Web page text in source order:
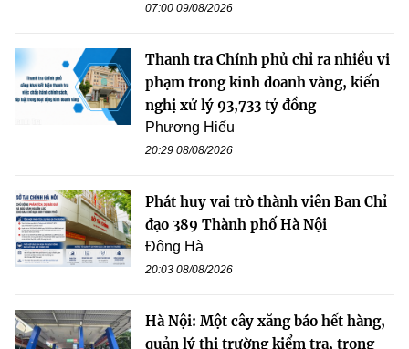
07:00 09/08/2026
Thanh tra Chính phủ chỉ ra nhiều vi
phạm trong kinh doanh vàng, kiến
nghị xử lý 93,733 tỷ đồng
Phương Hiếu
20:29 08/08/2026
Phát huy vai trò thành viên Ban Chỉ
đạo 389 Thành phố Hà Nội
Đông Hà
20:03 08/08/2026
Hà Nội: Một cây xăng báo hết hàng,
quản lý thị trường kiểm tra, trong